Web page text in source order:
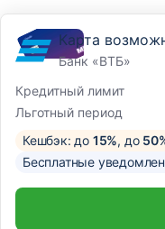
Карта
Банк «ВТБ»
Кредитный лимит
Льготный период
Кешбэк: до 15%, до
Бесплатные